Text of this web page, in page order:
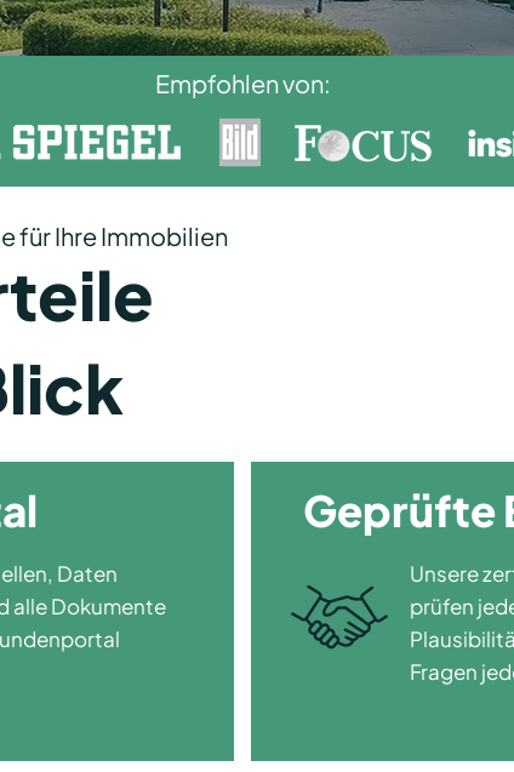
Empfohlen von:
für Ihre Immobilien
Daten
alle Dokumente
Geprüfte
Unsere
prüfen
Fragen